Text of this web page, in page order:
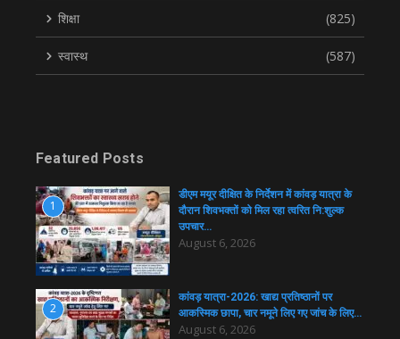
शिक्षा (825)
स्वास्थ (587)
Featured Posts
1
डीएम मयूर दीक्षित के निर्देशन में कांवड़ यात्रा के
दौरान शिवभक्तों को मिल रहा त्वरित नि:शुल्क
उपचार…
August 6, 2026
2
कांवड़ यात्रा-2026: खाद्य प्रतिष्ठानों पर
आकस्मिक छापा, चार नमूने लिए गए जांच के लिए…
August 6, 2026